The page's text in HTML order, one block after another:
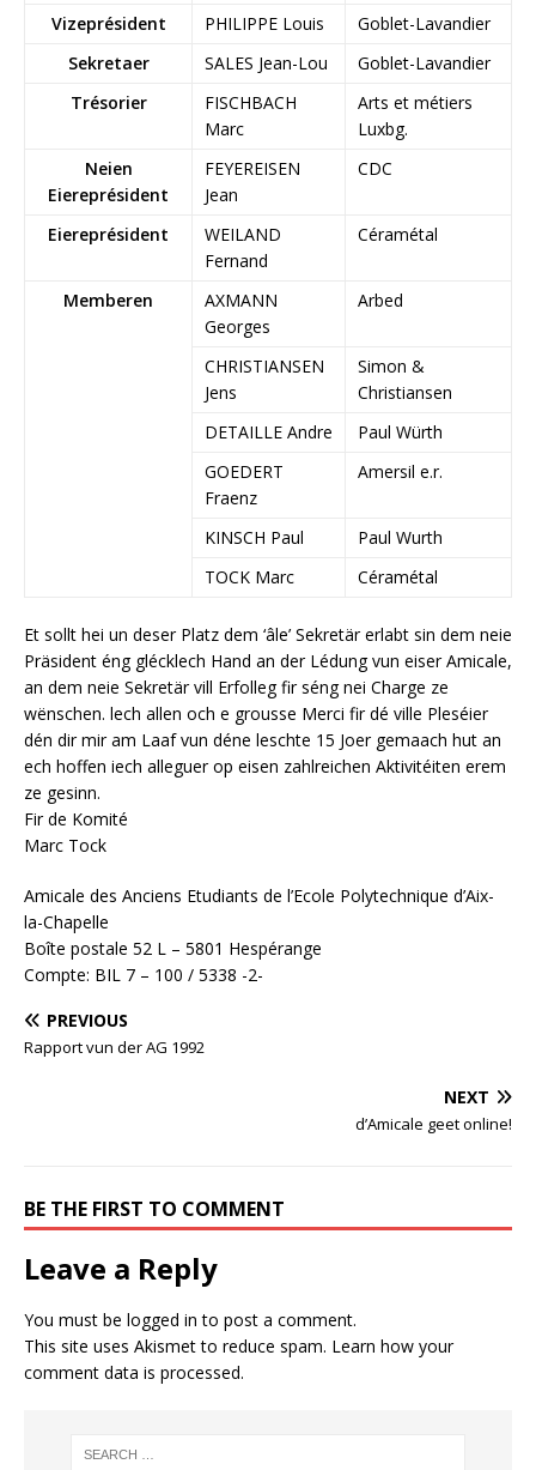
Vizeprésident PHILIPPE Louis
Goblet-Lavandier
Sekretaer
SALES Jean-Lou
Goblet-Lavandier
Trésorier
FISCHBACH
Marc
Arts et métiers
Luxbg.
Neien
Eiereprésident
FEYEREISEN
Jean
CDC
Eiereprésident
WEILAND
Fernand
Céramétal
Memberen
AXMANN
Georges
Arbed
CHRISTIANSEN
Jens
Simon &
Christiansen
DETAILLE Andre
Paul Würth
GOEDERT
Fraenz
Amersil e.r.
KINSCH Paul
Paul Wurth
TOCK Marc
Céramétal
Et sollt hei un deser Platz dem ‘âle’ Sekretär erlabt sin dem neie
Präsident éng glécklech Hand an der Lédung vun eiser Amicale,
an dem neie Sekretär vill Erfolleg fir séng nei Charge ze
wënschen. lech allen och e grousse Merci fir dé ville Pleséier
dén dir mir am Laaf vun déne leschte 15 Joer gemaach hut an
ech hoffen iech alleguer op eisen zahlreichen Aktivitéiten erem
ze gesinn.
Fir de Komité
Marc Tock
Amicale des Anciens Etudiants de l’Ecole Polytechnique d’Aix-
la-Chapelle
Boîte postale 52 L – 5801 Hespérange
Compte: BIL 7 – 100 / 5338 -2-
PREVIOUS
Rapport vun der AG 1992
NEXT
d’Amicale geet online!
BE THE FIRST TO COMMENT
Leave a Reply
You must be logged in to post a comment.
This site uses Akismet to reduce spam. Learn how your
comment data is processed.